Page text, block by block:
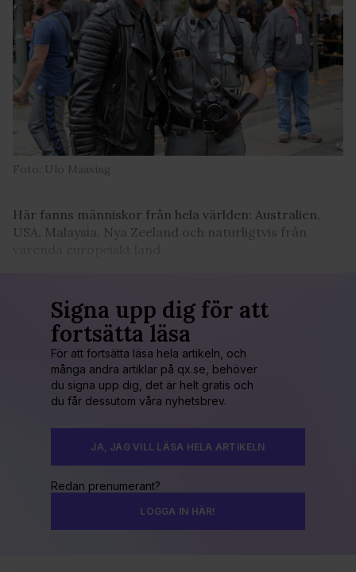
Foto: Ulo Maasing
Här fanns människor från hela världen: Australien,
USA, Malaysia, Nya Zeeland och naturligtvis från
Signa upp dig för att
fortsätta läsa
För att fortsätta läsa hela artikeln, och
många andra artiklar på qx.se, behöver
du signa upp dig, det är helt gratis och
du får dessutom våra nyhetsbrev.
JA, JAG VILL LÄSA HELA ARTIKELN
Redan prenumerant?
LOGGA IN HÄR!